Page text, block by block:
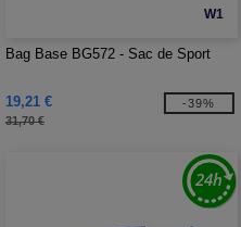
W1
Bag Base BG572 - Sac de Sport
19,21 €
31,70 €
-39%